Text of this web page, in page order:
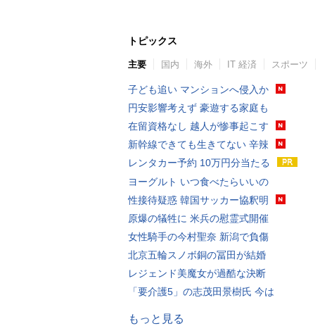
トピックス
主要 国内 海外 IT 経済 スポーツ
子ども追い マンションへ侵入か
円安影響考えず 豪遊する家庭も
在留資格なし 越人が惨事起こす
新幹線できても生きてない 辛辣
レンタカー予約 10万円分当たる
ヨーグルト いつ食べたらいいの
性接待疑惑 韓国サッカー協釈明
原爆の犠牲に 米兵の慰霊式開催
女性騎手の今村聖奈 新潟で負傷
北京五輪スノボ銅の冨田が結婚
レジェンド美魔女が過酷な決断
「要介護5」の志茂田景樹氏 今は
もっと見る